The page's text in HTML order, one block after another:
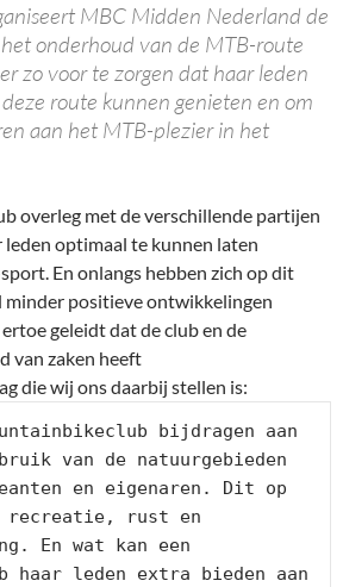
MBC Midden Nederland de
onderhoud van de MTB-route
zo voor te zorgen dat haar leden
route kunnen genieten en om
aan het MTB-plezier in het
overleg met de verschillende partijen
leden optimaal te kunnen laten
En onlangs hebben zich op dit
minder positieve ontwikkelingen
geleidt dat de club en de
van zaken heeft
die wij ons daarbij stellen is:
bijdragen aan
van de natuurgebieden
en eigenaren. Dit op
recreatie, rust en
En wat kan een
haar leden extra bieden aan